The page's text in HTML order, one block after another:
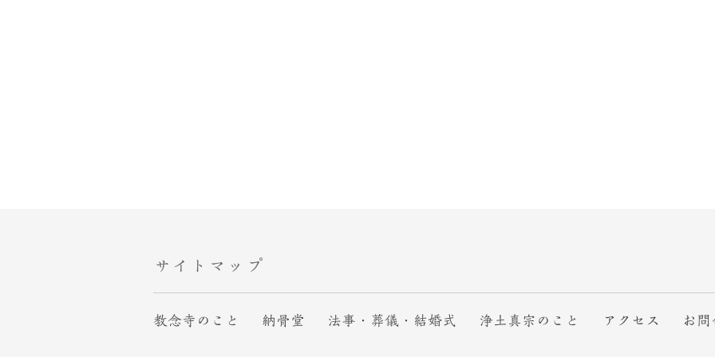
サイトマップ
教念寺のこと 納骨堂 法事・葬儀・結婚式 浄土真宗のこと アクセス お問